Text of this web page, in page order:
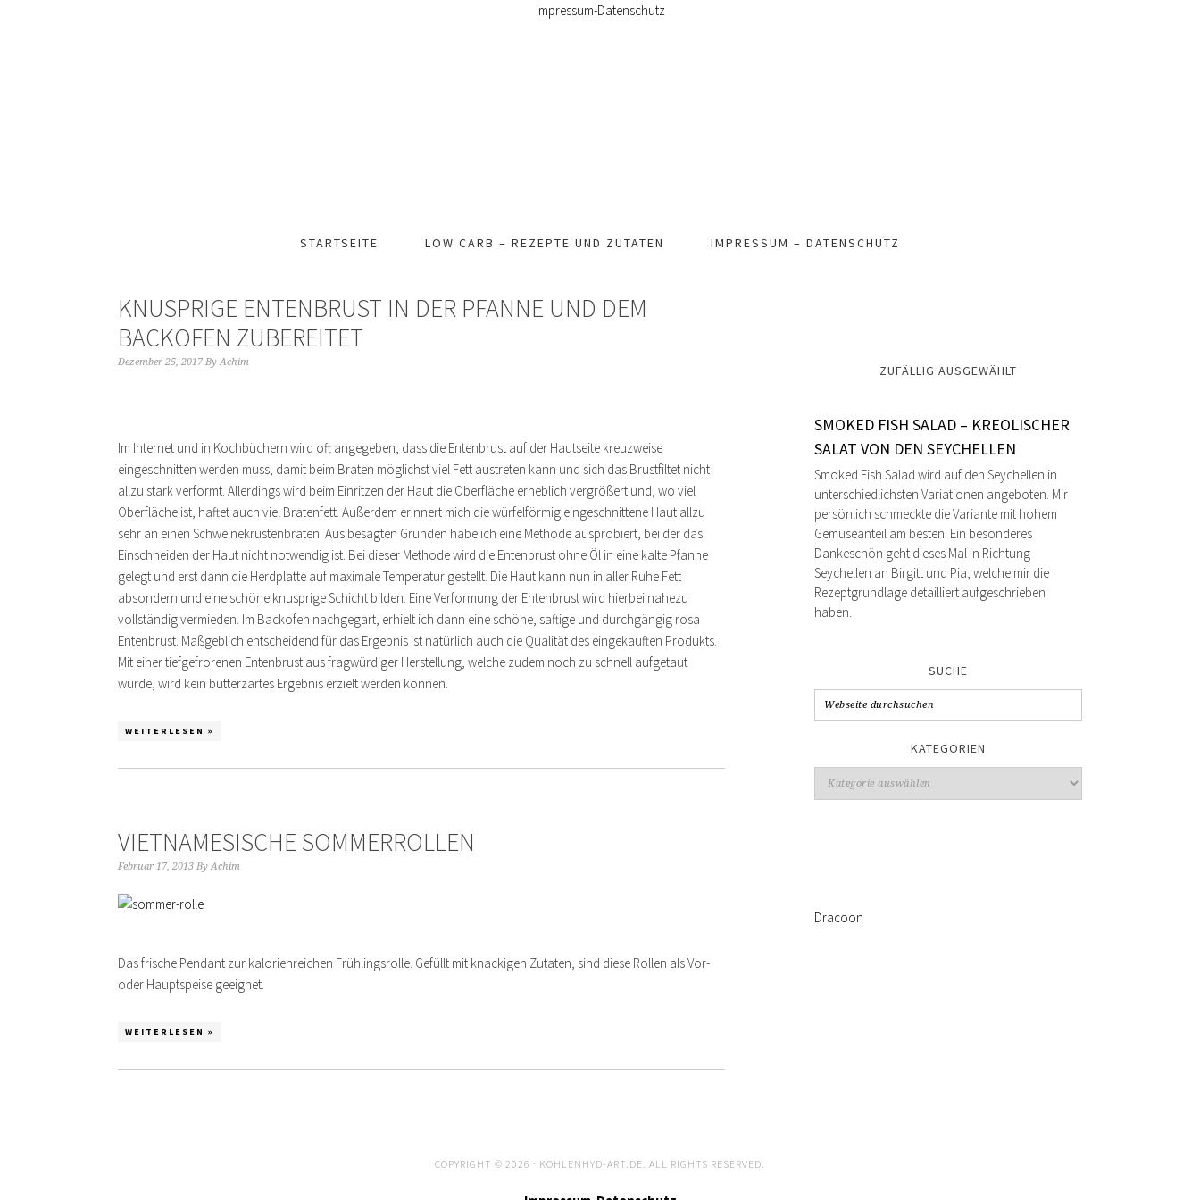
Impressum-Datenschutz
STARTSEITE LOW CARB – REZEPTE UND ZUTATEN IMPRESSUM – DATENSCHUTZ
KNUSPRIGE ENTENBRUST IN DER PFANNE UND DEM
BACKOFEN ZUBEREITET
Dezember 25, 2017 ByAchim
Im Internet und in Kochbüchern wird oft angegeben, dass die Entenbrust auf der Hautseite kreuzweise
eingeschnitten werden muss, damit beim Braten möglichst viel Fett austreten kann und sich das Brustfiltet nicht
allzu stark verformt. Allerdings wird beim Einritzen der Haut die Oberfläche erheblich vergrößert und, wo viel
Oberfläche ist, haftet auch viel Bratenfett. Außerdem erinnert mich die würfelförmig eingeschnittene Haut allzu
sehr an einen Schweinekrustenbraten. Aus besagten Gründen habe ich eine Methode ausprobiert, bei der das
Einschneiden der Haut nicht notwendig ist. Bei dieser Methode wird die Entenbrust ohne Öl in eine kalte Pfanne
gelegt und erst dann die Herdplatte auf maximale Temperatur gestellt. Die Haut kann nun in aller Ruhe Fett
absondern und eine schöne knusprige Schicht bilden. Eine Verformung der Entenbrust wird hierbei nahezu
vollständig vermieden. Im Backofen nachgegart, erhielt ich dann eine schöne, saftige und durchgängig rosa
Entenbrust. Maßgeblich entscheidend für das Ergebnis ist natürlich auch die Qualität des eingekauften Produkts.
Mit einer tiefgefrorenen Entenbrust aus fragwürdiger Herstellung, welche zudem noch zu schnell aufgetaut
wurde, wird kein butterzartes Ergebnis erzielt werden können.
WEITERLESEN »
VIETNAMESISCHE SOMMERROLLEN
Februar 17, 2013 ByAchim
Das frische Pendant zur kalorienreichen Frühlingsrolle. Gefüllt mit knackigen Zutaten, sind diese Rollen als Vor-
oder Hauptspeise geeignet.
WEITERLESEN »
ZUFÄLLIG AUSGEWÄHLT
SMOKED FISH SALAD – KREOLISCHER
SALAT VON DEN SEYCHELLEN
Smoked Fish Salad wird auf den Seychellen in
unterschiedlichsten Variationen angeboten. Mir
persönlich schmeckte die Variante mit hohem
Gemüseanteil am besten. Ein besonderes
Dankeschön geht dieses Mal in Richtung
Seychellen an Birgitt und Pia, welche mir die
Rezeptgrundlage detailliert aufgeschrieben
haben.
SUCHE
KATEGORIEN
Kategorien
Dracoon
COPYRIGHT © 2026 · KOHLENHYD-ART.DE. ALL RIGHTS RESERVED.